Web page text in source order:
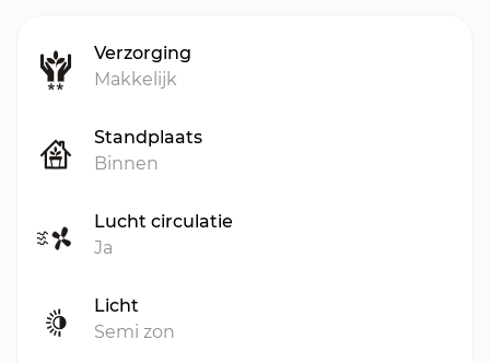
Verzorging
Makkelijk
Standplaats
Binnen
Lucht circulatie
Ja
Licht
Semi zon